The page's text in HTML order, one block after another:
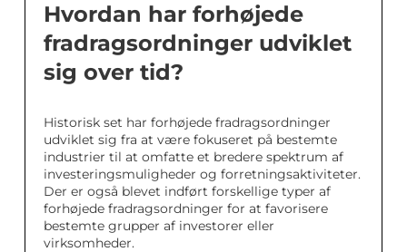
Hvordan har forhøjede
fradragsordninger udviklet
sig over tid?
Historisk set har forhøjede fradragsordninger
udviklet sig fra at være fokuseret på bestemte
industrier til at omfatte et bredere spektrum af
investeringsmuligheder og forretningsaktiviteter.
Der er også blevet indført forskellige typer af
forhøjede fradragsordninger for at favorisere
bestemte grupper af investorer eller
virksomheder.